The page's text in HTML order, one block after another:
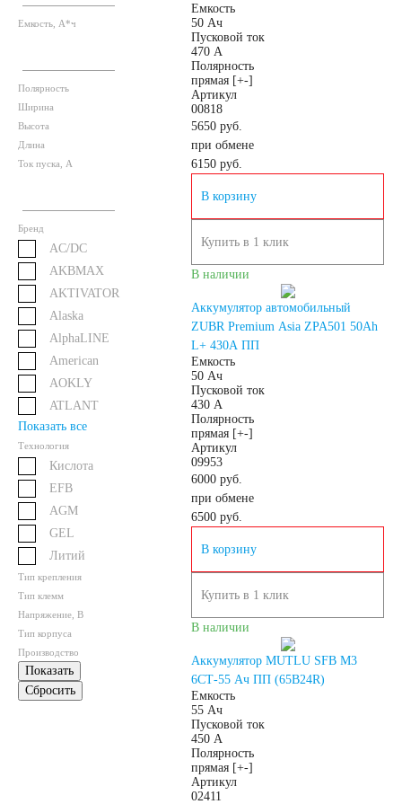
56 А/ч 58 А/ч
60 А/ч
62 А/ч
64 А/ч
65 А/ч
72 А/ч
75 А/ч
78 А/ч
82 А/ч
85 А/ч
Аккумуляторы для
Емкость, А*ч
Полярность
Ширина
Высота
Длина
Ток пуска, А
Бренд
AC/DC
AKBMAX
AKTIVATOR
Alaska
AlphaLINE
American
AOKLY
ATLANT
Показать все
Технология
Кислота
EFB
AGM
GEL
Литий
Тип крепления
Тип клемм
Напряжение, В
Тип корпуса
Производство
Показать
Сбросить
Емкость
50 Ач
Пусковой ток
470 А
Полярность
прямая [+-]
Артикул
00818
5650 руб.
при обмене
6150 руб.
В корзину
Купить в 1 клик
В наличии
Аккумулятор автомобильный
ZUBR Premium Asia ZPA501 50Ah
L+ 430A ПП
Емкость
50 Ач
Пусковой ток
430 А
Полярность
прямая [+-]
Артикул
09953
6000 руб.
при обмене
6500 руб.
В корзину
Купить в 1 клик
В наличии
Аккумулятор MUTLU SFB M3
6СТ-55 Ач ПП (65B24R)
Емкость
55 Ач
Пусковой ток
450 А
Полярность
прямая [+-]
Артикул
02411